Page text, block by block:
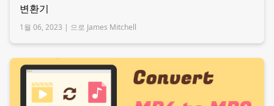
변환기
1월 06, 2023 | 으로 James Mitchell